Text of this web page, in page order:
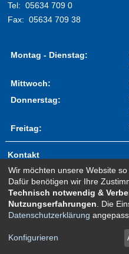
Tel: 05634 709 0
Fax: 05634 709 38
Montag - Dienstag:
Mittwoch:
Donnerstag:
Freitag:
Kontakt
Impressum
Erklärung zur Barrierefreiheit
Sitemap
Newsletter Anmeldung
Datenschutz
Wir möchten unsere Website
Dafür benötigen wir Ihre
Technisch notwendig &
Nutzungserfahrungen . Die
Datenschutzerklärung
Konfigurieren